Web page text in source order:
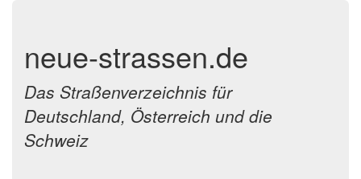
neue-strassen.de
Das Straßenverzeichnis für
Deutschland, Österreich und die
Schweiz